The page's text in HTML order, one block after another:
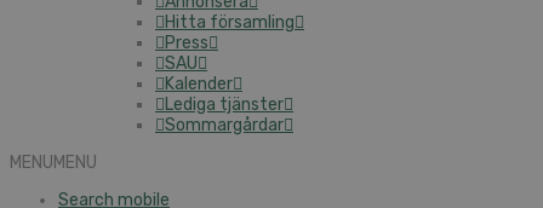
Hitta församling
Press
SAU
Kalender
Lediga tjänster
Sommargårdar
MENUMENU
Search mobile